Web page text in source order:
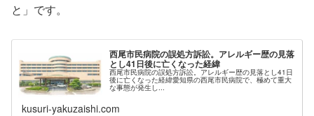
と」です。
西尾市民病院の誤処方訴訟。アレルギー歴の見落
とし41日後に亡くなった経緯
西尾市民病院の誤処方訴訟。アレルギー歴の見落とし41日
後に亡くなった経緯愛知県の西尾市民病院で、極めて重大
な事態が発生し...
kusuri-yakuzaishi.com